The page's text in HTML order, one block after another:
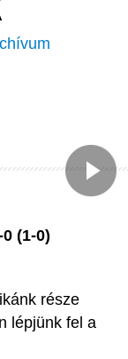
(1-0)
része
lépjünk fel a